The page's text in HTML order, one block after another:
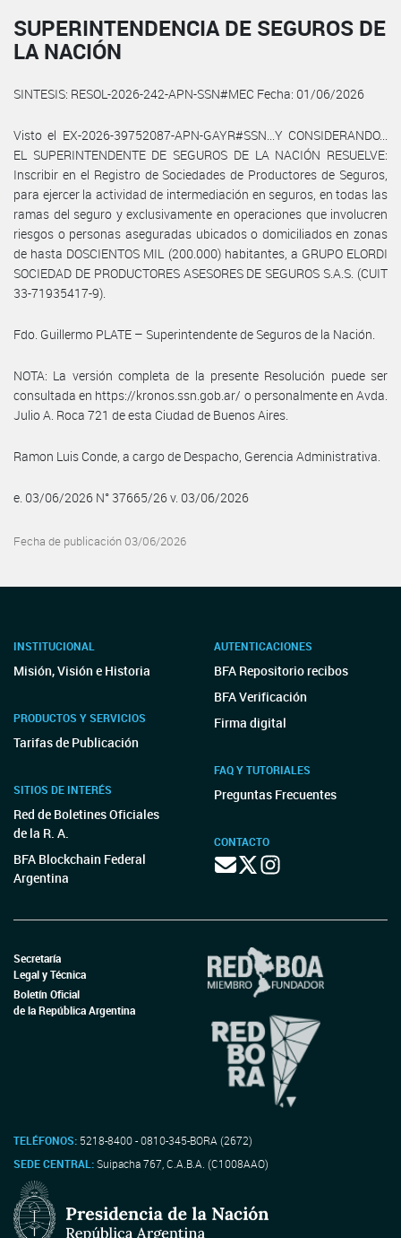
SUPERINTENDENCIA DE SEGUROS DE
LA NACIÓN
SINTESIS: RESOL-2026-242-APN-SSN#MEC Fecha: 01/06/2026
Visto el EX-2026-39752087-APN-GAYR#SSN...Y CONSIDERANDO...
EL SUPERINTENDENTE DE SEGUROS DE LA NACIÓN RESUELVE:
Inscribir en el Registro de Sociedades de Productores de Seguros,
para ejercer la actividad de intermediación en seguros, en todas las
ramas del seguro y exclusivamente en operaciones que involucren
riesgos o personas aseguradas ubicados o domiciliados en zonas
de hasta DOSCIENTOS MIL (200.000) habitantes, a GRUPO ELORDI
SOCIEDAD DE PRODUCTORES ASESORES DE SEGUROS S.A.S. (CUIT
33-71935417-9).
Fdo. Guillermo PLATE – Superintendente de Seguros de la Nación.
NOTA: La versión completa de la presente Resolución puede ser
consultada en https://kronos.ssn.gob.ar/ o personalmente en Avda.
Julio A. Roca 721 de esta Ciudad de Buenos Aires.
Ramon Luis Conde, a cargo de Despacho, Gerencia Administrativa.
e. 03/06/2026 N° 37665/26 v. 03/06/2026
Fecha de publicación 03/06/2026
INSTITUCIONAL
Misión, Visión e Historia
PRODUCTOS Y SERVICIOS
Tarifas de Publicación
SITIOS DE INTERÉS
Red de Boletines Oficiales
de la R. A.
BFA Blockchain Federal
Argentina
AUTENTICACIONES
BFA Repositorio recibos
BFA Verificación
Firma digital
FAQ Y TUTORIALES
Preguntas Frecuentes
CONTACTO
Secretaría
Legal y Técnica
Boletín Oficial
de la República Argentina
TELÉFONOS: 5218-8400 - 0810-345-BORA (2672)
SEDE CENTRAL:Suipacha 767, C.A.B.A. (C1008AAO)